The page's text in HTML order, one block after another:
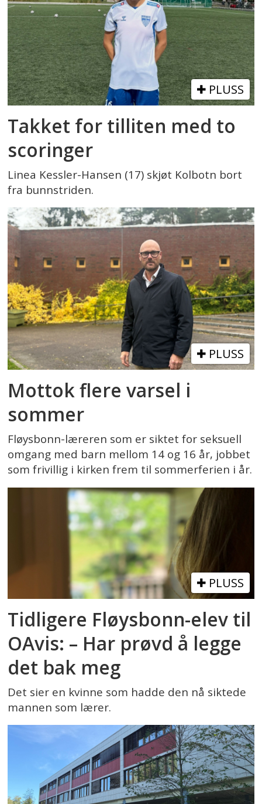
PLUSS
Takket for tilliten med to
scoringer
Linea Kessler-Hansen (17) skjøt Kolbotn bort
fra bunnstriden.
PLUSS
Mottok flere varsel i
sommer
Fløysbonn-læreren som er siktet for seksuell
omgang med barn mellom 14 og 16 år, jobbet
som frivillig i kirken frem til sommerferien i år.
PLUSS
Tidligere Fløysbonn-elev til
OAvis: – Har prøvd å legge
det bak meg
Det sier en kvinne som hadde den nå siktede
mannen som lærer.